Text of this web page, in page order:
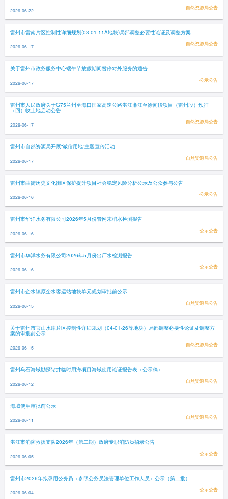
2026-06-22 自然资源局公告
雷州市雷南片区控制性详细规划(03-01-11A地块)局部调整必要性论证及调整方案
2026-06-17 自然资源局公告
关于雷州市政务服务中心端午节放假期间暂停对外服务的通告
2026-06-17 公示公告
雷州市人民政府关于G75兰州至海口国家高速公路湛江廉江至徐闻段项目（雷州段）预征
（回）收土地启动公告
2026-06-17 自然资源局公告
雷州市自然资源局开展“诚信用地”主题宣传活动
2026-06-17 自然资源局公告
雷州市曲街历史文化街区保护提升项目社会稳定风险分析公示及公众参与公告
2026-06-16 公示公告
雷州市华洋水务有限公司2026年5月份管网末梢水检测报告
2026-06-16 公示公告
雷州市华洋水务有限公司2026年5月份出厂水检测报告
2026-06-16 公示公告
雷州市企水镇原企水客运站地块单元规划审批前公示
2026-06-15 自然资源局公告
关于雷州市官山水库片区控制性详细规划（04-01-26等地块）局部调整必要性论证及调整方
案的审批前公示
2026-06-15 自然资源局公告
雷州乌石海域勘探钻井临时用海项目海域使用论证报告表（公示稿）
2026-06-12 自然资源局公告
海域使用审批前公示
2026-06-11 自然资源局公告
湛江市消防救援支队2026年（第二期）政府专职消防员招录公告
2026-06-05 公示公告
雷州市2026年拟录用公务员（参照公务员法管理单位工作人员）公示（第二批）
2026-06-04 公示公告